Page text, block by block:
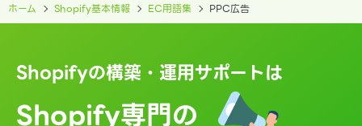
ホーム Shopify基本情報 EC用語集 PPC広告
Shopifyの構築・運用サポートは
Shopify専門の